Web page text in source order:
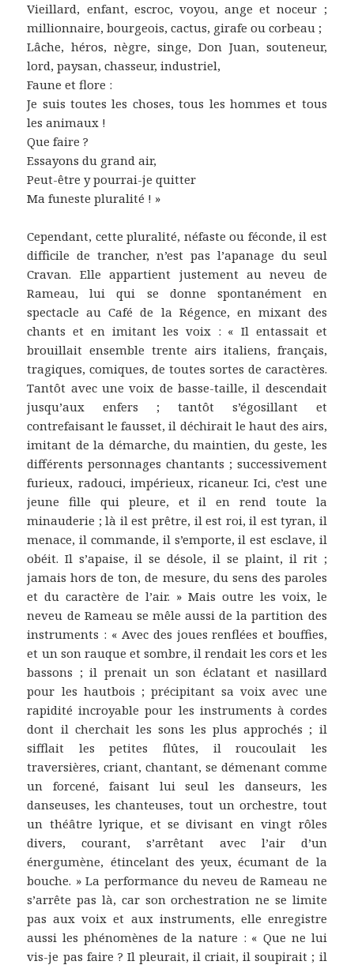
Vieillard, enfant, escroc, voyou, ange et noceur ;
millionnaire, bourgeois, cactus, girafe ou corbeau ;
Lâche, héros, nègre, singe, Don Juan, souteneur,
lord, paysan, chasseur, industriel,
Faune et flore :
Je suis toutes les choses, tous les hommes et tous
les animaux !
Que faire ?
Essayons du grand air,
Peut-être y pourrai-je quitter
Ma funeste pluralité ! »
Cependant, cette pluralité, néfaste ou féconde, il est
difficile de trancher, n’est pas l’apanage du seul
Cravan. Elle appartient justement au neveu de
Rameau, lui qui se donne spontanément en
spectacle au Café de la Régence, en mixant des
chants et en imitant les voix : « Il entassait et
brouillait ensemble trente airs italiens, français,
tragiques, comiques, de toutes sortes de caractères.
Tantôt avec une voix de basse-taille, il descendait
jusqu’aux enfers ; tantôt s’égosillant et
contrefaisant le fausset, il déchirait le haut des airs,
imitant de la démarche, du maintien, du geste, les
différents personnages chantants ; successivement
furieux, radouci, impérieux, ricaneur. Ici, c’est une
jeune fille qui pleure, et il en rend toute la
minauderie ; là il est prêtre, il est roi, il est tyran, il
menace, il commande, il s’emporte, il est esclave, il
obéit. Il s’apaise, il se désole, il se plaint, il rit ;
jamais hors de ton, de mesure, du sens des paroles
et du caractère de l’air. » Mais outre les voix, le
neveu de Rameau se mêle aussi de la partition des
instruments : « Avec des joues renflées et bouffies,
et un son rauque et sombre, il rendait les cors et les
bassons ; il prenait un son éclatant et nasillard
pour les hautbois ; précipitant sa voix avec une
rapidité incroyable pour les instruments à cordes
dont il cherchait les sons les plus approchés ; il
sifflait les petites flûtes, il roucoulait les
traversières, criant, chantant, se démenant comme
un forcené, faisant lui seul les danseurs, les
danseuses, les chanteuses, tout un orchestre, tout
un théâtre lyrique, et se divisant en vingt rôles
divers, courant, s’arrêtant avec l’air d’un
énergumène, étincelant des yeux, écumant de la
bouche. » La performance du neveu de Rameau ne
s’arrête pas là, car son orchestration ne se limite
pas aux voix et aux instruments, elle enregistre
aussi les phénomènes de la nature : « Que ne lui
vis-je pas faire ? Il pleurait, il criait, il soupirait ; il